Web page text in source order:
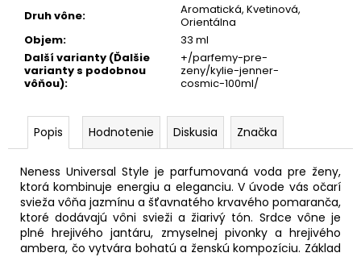
Druh vône:
Aromatická, Kvetinová,
Orientálna
Objem:
33 ml
Další varianty (Ďalšie
varianty s podobnou
vôňou):
+/parfemy-pre-
zeny/kylie-jenner-
cosmic-100ml/
Popis Hodnotenie Diskusia Značka
Neness Universal Style je parfumovaná voda pre ženy,
ktorá kombinuje energiu a eleganciu. V úvode vás očarí
svieža vôňa jazmínu a šťavnatého krvavého pomaranča,
ktoré dodávajú vôni svieži a žiarivý tón. Srdce vône je
plné hrejivého jantáru, zmyselnej pivonky a hrejivého
ambera, čo vytvára bohatú a ženskú kompozíciu. Základ